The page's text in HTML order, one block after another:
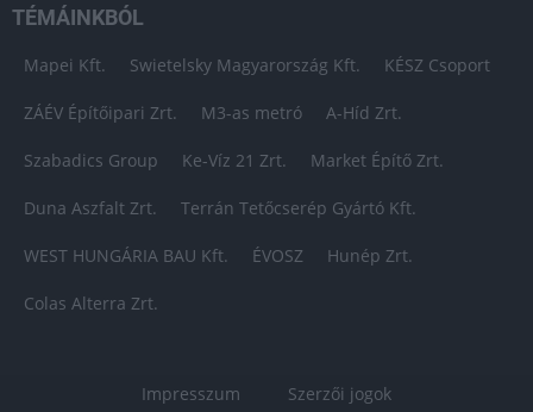
TÉMÁINKBÓL
Mapei Kft. Swietelsky Magyarország Kft. KÉSZ Csoport
ZÁÉV Építőipari Zrt. M3-as metró A-Híd Zrt.
Szabadics Group Ke-Víz 21 Zrt. Market Építő Zrt.
Duna Aszfalt Zrt. Terrán Tetőcserép Gyártó Kft.
WEST HUNGÁRIA BAU Kft. ÉVOSZ Hunép Zrt.
Colas Alterra Zrt.
Impresszum
Szerzői jogok